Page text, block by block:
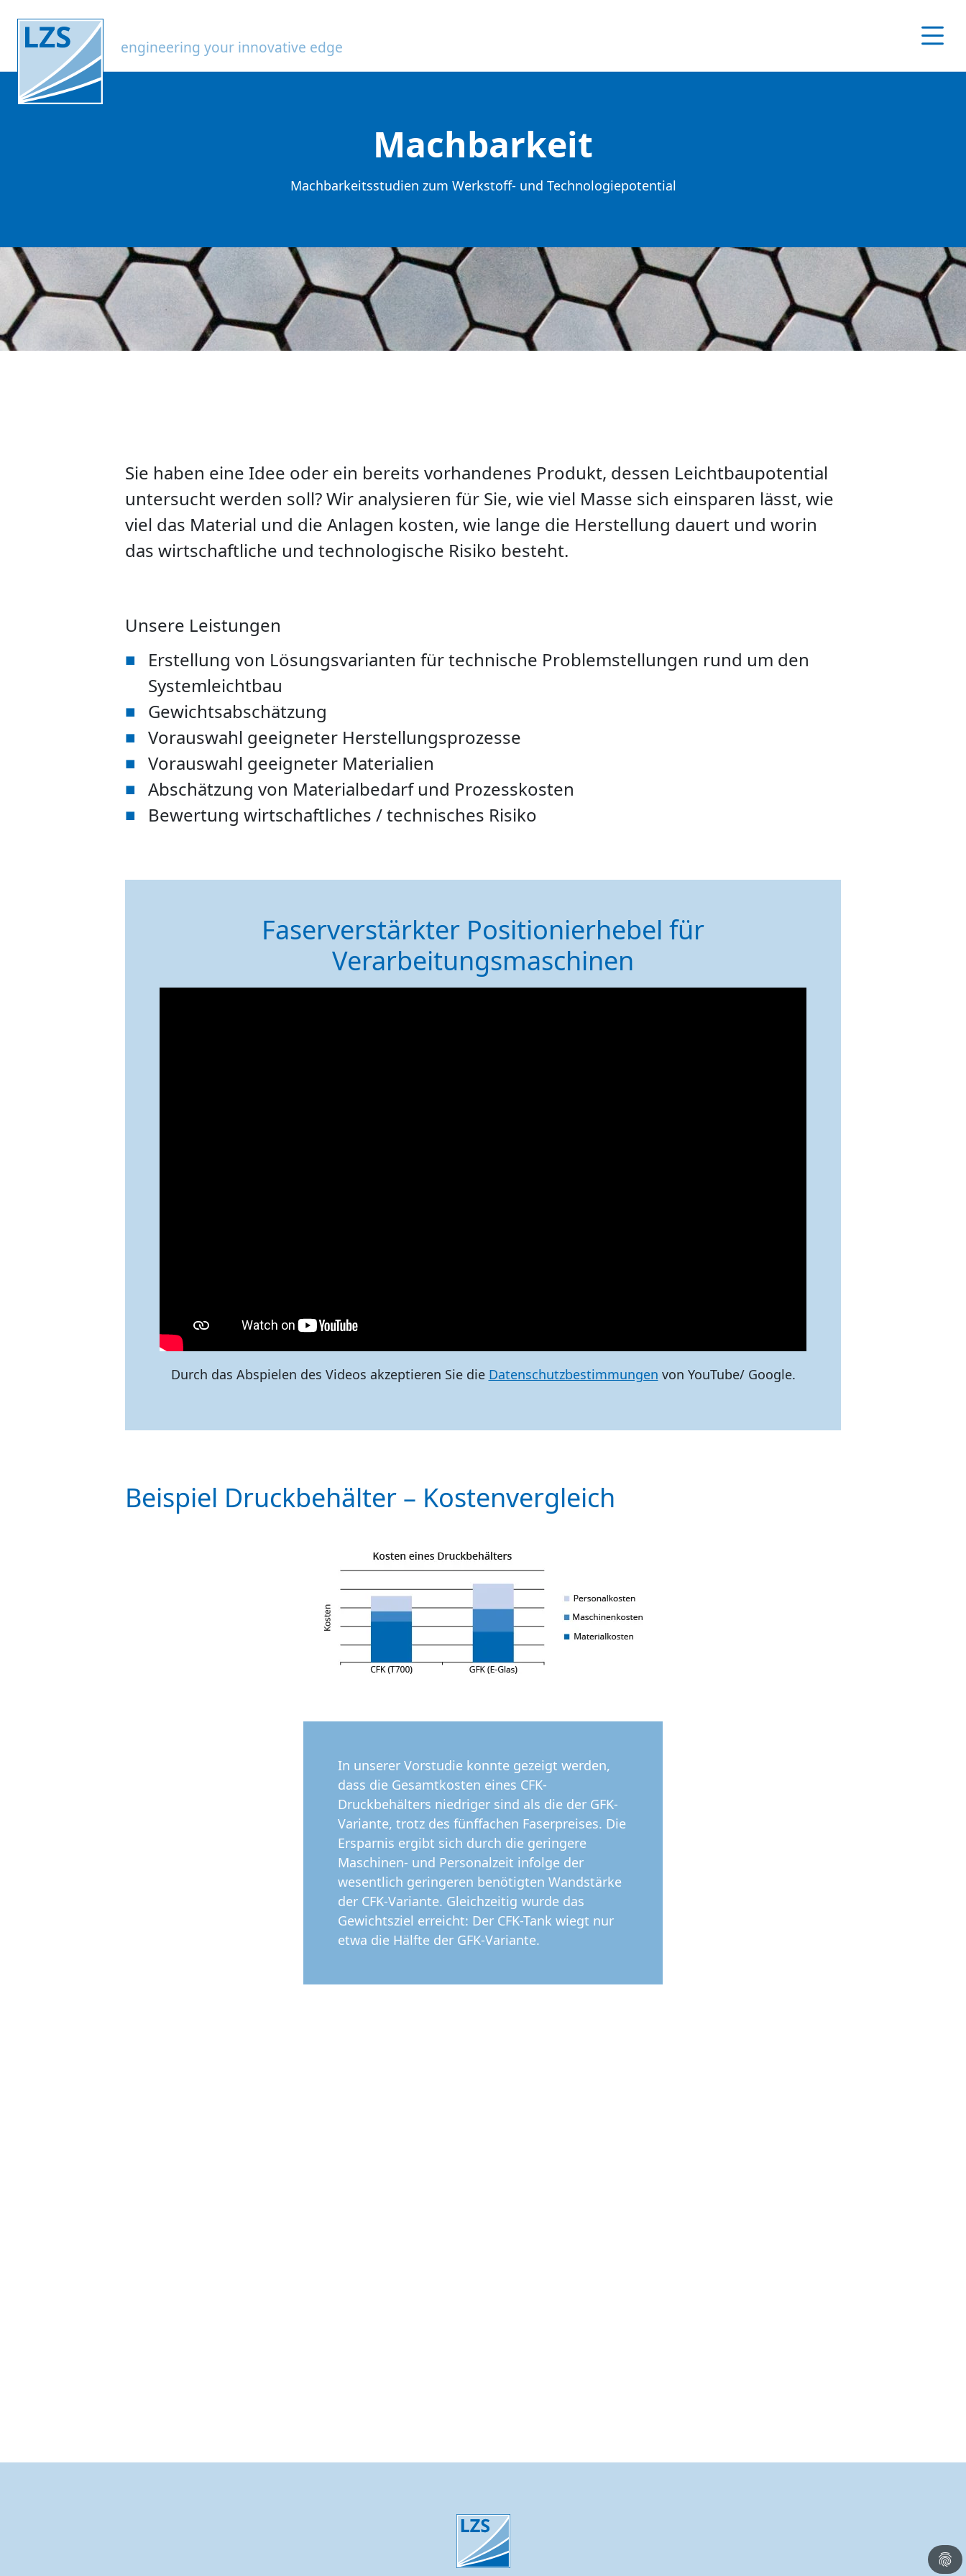
engineering your innovative edge
Machbarkeit
Machbarkeitsstudien zum Werkstoff- und Technologiepotential
Sie haben eine Idee oder ein bereits vorhandenes Produkt, dessen Leichtbaupotential
untersucht werden soll? Wir analysieren für Sie, wie viel Masse sich einsparen lässt, wie
viel das Material und die Anlagen kosten, wie lange die Herstellung dauert und worin
das wirtschaftliche und technologische Risiko besteht.
Unsere Leistungen
Erstellung von Lösungsvarianten für technische Problemstellungen rund um den
Systemleichtbau
Gewichtsabschätzung
Vorauswahl geeigneter Herstellungsprozesse
Vorauswahl geeigneter Materialien
Abschätzung von Materialbedarf und Prozesskosten
Bewertung wirtschaftliches / technisches Risiko
Faserverstärkter Positionierhebel für
Verarbeitungsmaschinen
Durch das Abspielen des Videos akzeptieren Sie die Datenschutzbestimmungen von YouTube/ Google.
Beispiel Druckbehälter – Kostenvergleich
In unserer Vorstudie konnte gezeigt werden,
dass die Gesamtkosten eines CFK-
Druckbehälters niedriger sind als die der GFK-
Variante, trotz des fünffachen Faserpreises. Die
Ersparnis ergibt sich durch die geringere
Maschinen- und Personalzeit infolge der
wesentlich geringeren benötigten Wandstärke
der CFK-Variante. Gleichzeitig wurde das
Gewichtsziel erreicht: Der CFK-Tank wiegt nur
etwa die Hälfte der GFK-Variante.